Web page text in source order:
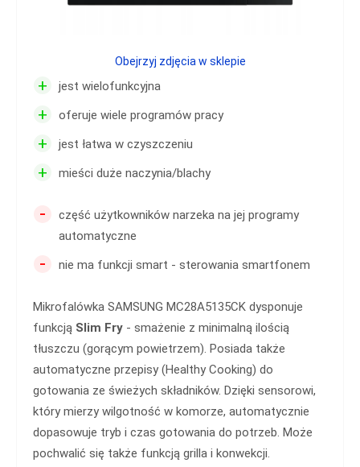
+ jest wielofunkcyjna
+ oferuje wiele programów pracy
+ jest łatwa w czyszczeniu
+ mieści duże naczynia/blachy
-
część użytkowników narzeka na jej programy
automatyczne
- nie ma funkcji smart - sterowania smartfonem
Mikrofalówka SAMSUNG MC28A5135CK dysponuje
funkcją Slim Fry - smażenie z minimalną ilością
tłuszczu (gorącym powietrzem). Posiada także
automatyczne przepisy (Healthy Cooking) do
gotowania ze świeżych składników. Dzięki sensorowi,
który mierzy wilgotność w komorze, automatycznie
dopasowuje tryb i czas gotowania do potrzeb. Może
pochwalić się także funkcją grilla i konwekcji.
Obejrzyj zdjęcia w sklepie